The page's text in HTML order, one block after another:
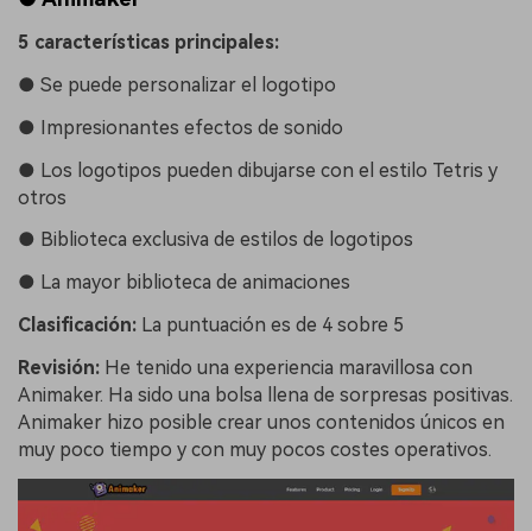
5 características principales:
● Se puede personalizar el logotipo
● Impresionantes efectos de sonido
● Los logotipos pueden dibujarse con el estilo Tetris y
otros
● Biblioteca exclusiva de estilos de logotipos
● La mayor biblioteca de animaciones
Clasificación: La puntuación es de 4 sobre 5
Revisión: He tenido una experiencia maravillosa con
Animaker. Ha sido una bolsa llena de sorpresas positivas.
Animaker hizo posible crear unos contenidos únicos en
muy poco tiempo y con muy pocos costes operativos.